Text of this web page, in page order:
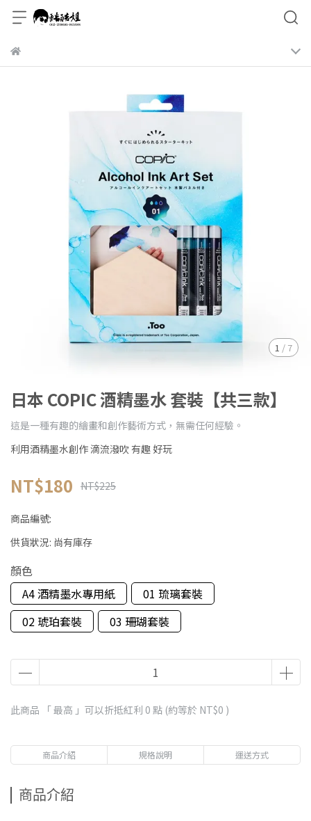
1 / 7
日本 COPIC 酒精墨水 套裝【共三款】
這是一種有趣的繪畫和創作藝術方式，無需任何經驗。
利用酒精墨水創作 滴流潑吹 有趣 好玩
NT$180 NT$225
商品編號:
供貨狀況: 尚有庫存
顏色
A4 酒精墨水專用紙
01 琉璃套裝
02 琥珀套裝
03 珊瑚套裝
此商品 「 最高 」可以折抵紅利 0 點 (約等於 NT$0 )
商品介紹 規格說明 運送方式
商品介紹